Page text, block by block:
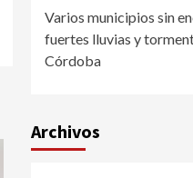
Varios municipios sin
fuertes lluvias y
Córdoba
Archivos